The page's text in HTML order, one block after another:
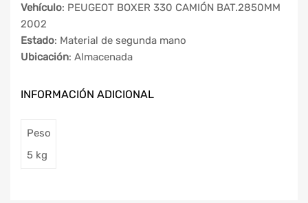
Vehículo: PEUGEOT BOXER 330 CAMIÓN BAT.2850MM
2002
Estado: Material de segunda mano
Ubicación: Almacenada
INFORMACIÓN ADICIONAL
Peso
5 kg